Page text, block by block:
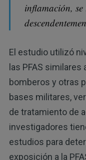
inflamación,
El estudio utilizó
las PFAS similares
bomberos y otras
bases militares,
de tratamiento de
investigadores
estudios para
exposición a la